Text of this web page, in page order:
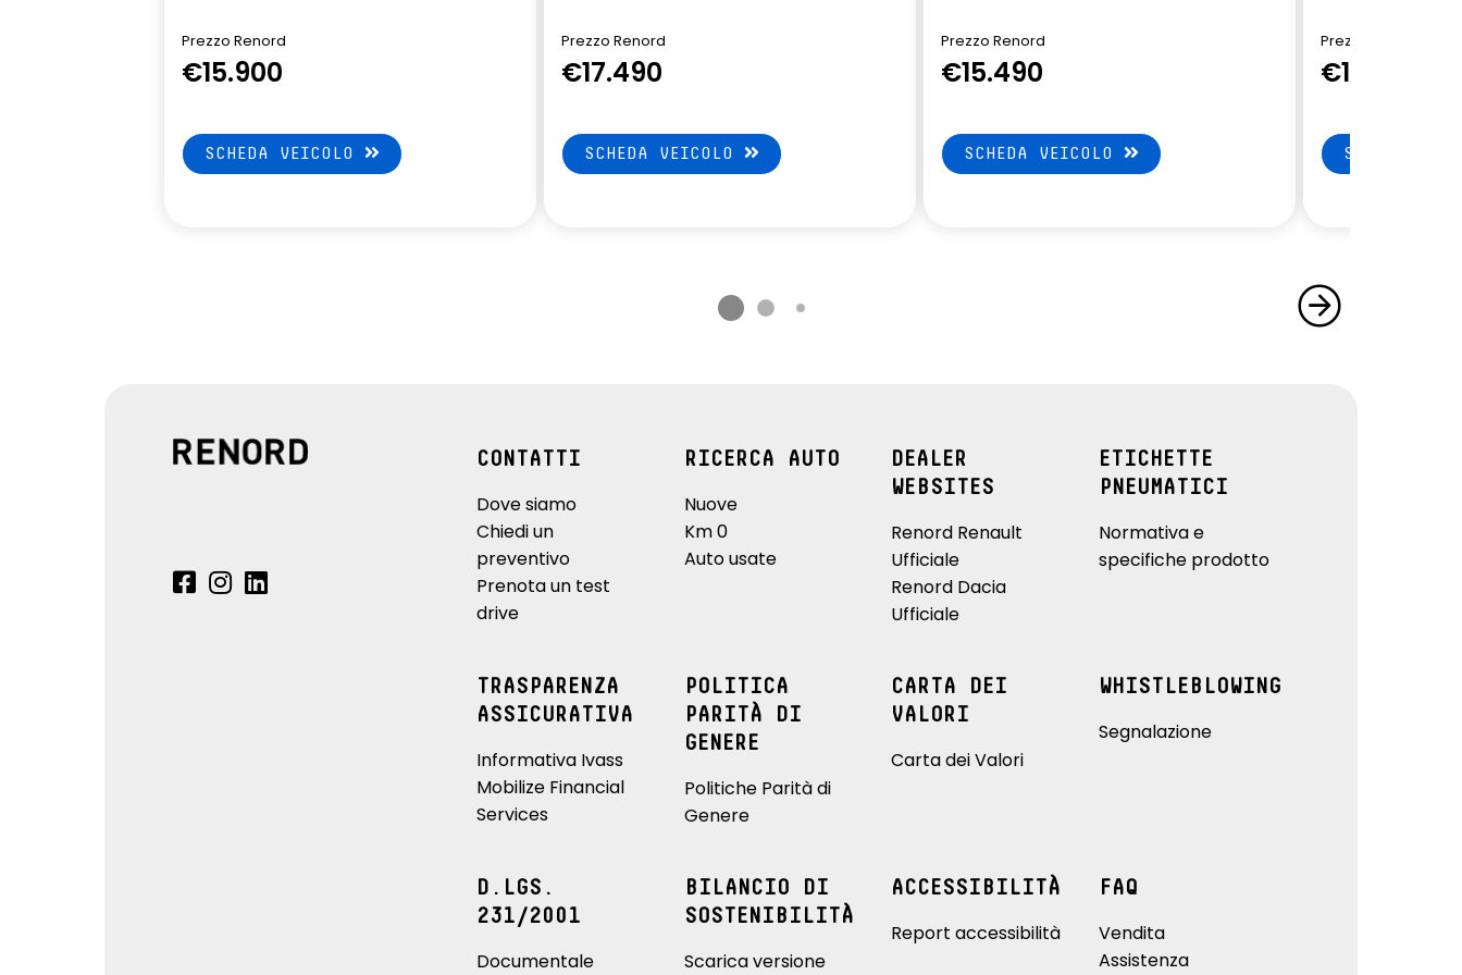
Ski anteriore e posteriore Grey
Traffic Sign Recognition
(riconoscimento segnali stradali)
Prezzo Renord
€15.900
SCHEDA VEICOLO
Prezzo Renord
€17.490
SCHEDA VEICOLO
Prezzo Renord
€15.490
SCHEDA VEICOLO
Prezzo Renord
€15.790
SCHEDA
CONTATTI
Dove siamo
Chiedi un
preventivo
Prenota un test
drive
RICERCA AUTO
Nuove
Km 0
Auto usate
DEALER
WEBSITES
Renord Renault
Ufficiale
Renord Dacia
Ufficiale
ETICHETTE
PNEUMATICI
Normativa e
specifiche prodotto
TRASPARENZA
ASSICURATIVA
Informativa Ivass
Mobilize Financial
Services
POLITICA
PARITÀ DI
GENERE
Politiche Parità di
Genere
CARTA DEI
VALORI
Carta dei Valori
WHISTLEBLOWING
Segnalazione
D.LGS.
231/2001
Documentale
BILANCIO DI
SOSTENIBILITÀ
Scarica versione
ACCESSIBILITÀ
Report accessibilità
FAQ
Vendita
Assistenza